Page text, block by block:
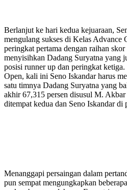
Berlanjut ke hari kedua kejuaraan,
mengulang sukses di Kelas Advance
peringkat pertama dengan raihan
menyisihkan Dadang Suryatna yang
posisi runner up dan peringkat
Open, kali ini Seno Iskandar harus
satu timnya Dadang Suryatna yang
akhir 67,315 persen disusul M.
ditempat kedua dan Seno Iskandar di
Menanggapi persaingan dalam
pun sempat mengungkapkan